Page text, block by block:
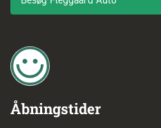
Åbningstider